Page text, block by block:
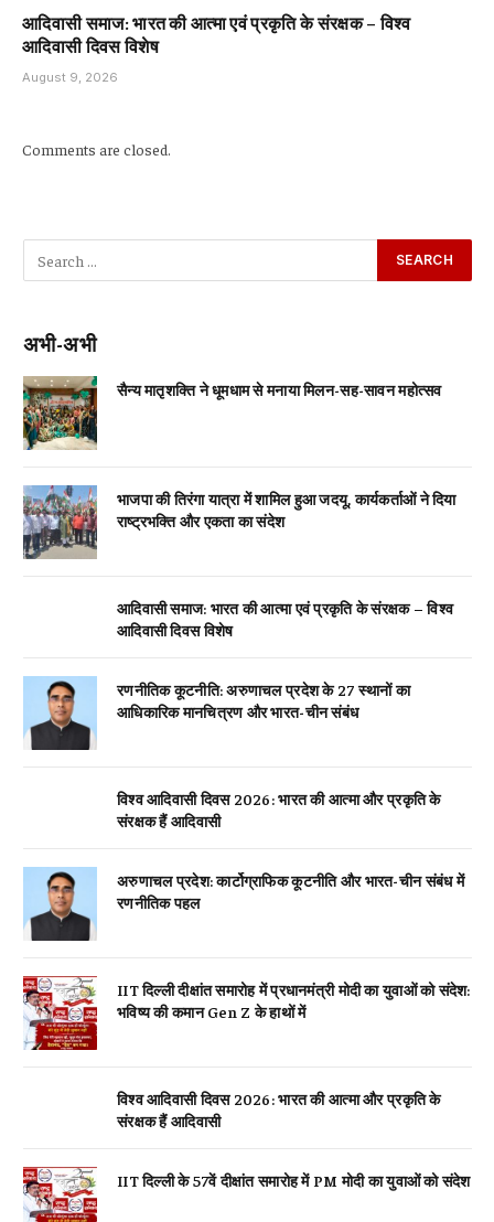
आदिवासी समाज: भारत की आत्मा एवं प्रकृति के संरक्षक – विश्व
आदिवासी दिवस विशेष
August 9, 2026
Comments are closed.
अभी-अभी
सैन्य मातृशक्ति ने धूमधाम से मनाया मिलन-सह-सावन महोत्सव
भाजपा की तिरंगा यात्रा में शामिल हुआ जदयू, कार्यकर्ताओं ने दिया
राष्ट्रभक्ति और एकता का संदेश
आदिवासी समाज: भारत की आत्मा एवं प्रकृति के संरक्षक – विश्व
आदिवासी दिवस विशेष
रणनीतिक कूटनीति: अरुणाचल प्रदेश के 27 स्थानों का
आधिकारिक मानचित्रण और भारत-चीन संबंध
विश्व आदिवासी दिवस 2026: भारत की आत्मा और प्रकृति के
संरक्षक हैं आदिवासी
अरुणाचल प्रदेश: कार्टोग्राफिक कूटनीति और भारत-चीन संबंध में
रणनीतिक पहल
IIT दिल्ली दीक्षांत समारोह में प्रधानमंत्री मोदी का युवाओं को संदेश:
भविष्य की कमान Gen Z के हाथों में
विश्व आदिवासी दिवस 2026: भारत की आत्मा और प्रकृति के
संरक्षक हैं आदिवासी
IIT दिल्ली के 57वें दीक्षांत समारोह में PM मोदी का युवाओं को संदेश